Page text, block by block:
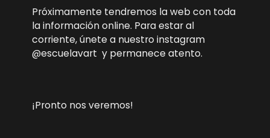
Próximamente tendremos la web con toda
la información online. Para estar al
corriente, únete a nuestro instagram
@escuelavart y permanece atento.
¡Pronto nos veremos!